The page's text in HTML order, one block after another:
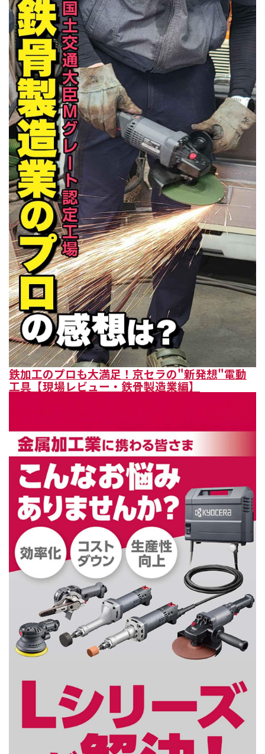
鉄加工のプロも大満足！京セラの"新発想"電動
工具【現場レビュー・鉄骨製造業編】